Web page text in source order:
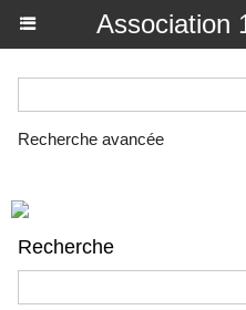
Association
Recherche avancée
Recherche